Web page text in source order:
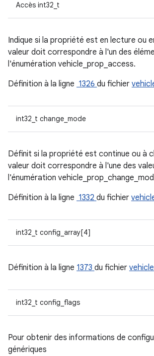
Accès int32_t
Indique si la propriété est en lecture ou
valeur doit correspondre à l'un des
l'énumération vehicle_prop_access.
Définition à la ligne 1326 du fichier
int32_t change_mode
Définit si la propriété est continue ou à
valeur doit correspondre à l'une des
l'énumération
Définition à la ligne 1332 du fichier
int32_t config_array[4]
Définition à la ligne 1373 du fichier
int32_t config_flags
Pour obtenir des informations de
génériques